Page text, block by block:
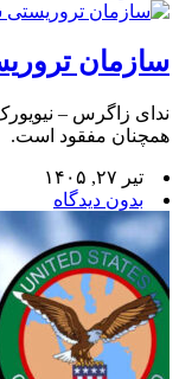
سازمان تروریستی سنتکام: ۲
همچنان مفقود است.
تیر ۲۷, ۱۴۰۵
بدون دیدگاه